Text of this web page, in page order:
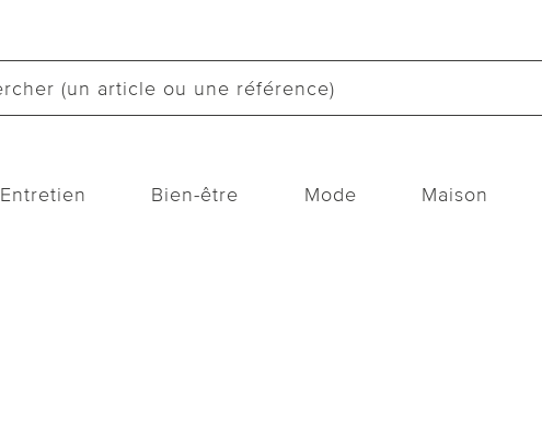
Entretien Bien-être Mode Maison